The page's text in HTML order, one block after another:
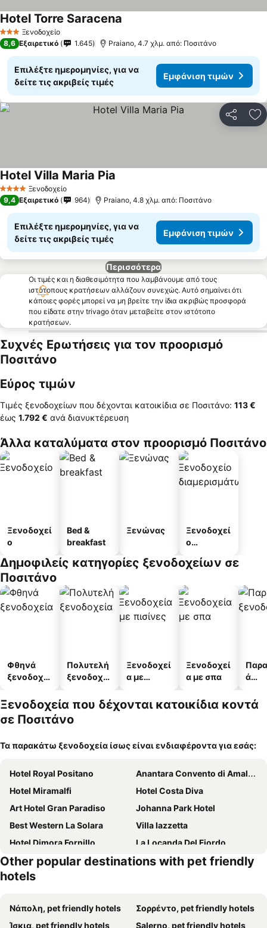
3 ΑστέριαΞενοδοχείο
Hotel Torre Saracena
8,6 Εξαιρετικό 1.645 Praiano, 4.7 χλμ. από: Ποσιτάνο
Επιλέξτε ημερομηνίες, για να
δείτε τις ακριβείς τιμές
Εμφάνιση τιμών
4 ΑστέριαΞενοδοχείο
Hotel Villa Maria Pia
9,4 Εξαιρετικό 964 Praiano, 4.8 χλμ. από: Ποσιτάνο
Επιλέξτε ημερομηνίες, για να
δείτε τις ακριβείς τιμές
Εμφάνιση τιμών
Περισσότερα
Οι τιμές και η διαθεσιμότητα που λαμβάνουμε από τους
ιστότοπους κρατήσεων αλλάζουν συνεχώς. Αυτό σημαίνει ότι
κάποιες φορές μπορεί να μη βρείτε την ίδια ακριβώς προσφορά
που είδατε στην trivago όταν μεταβείτε στον ιστότοπο
κρατήσεων.
Συχνές Ερωτήσεις για τον προορισμό
Ποσιτάνο
Εύρος τιμών
Τιμές ξενοδοχείων που δέχονται κατοικίδια σε Ποσιτάνο: ‎113 €
έως ‎1.792 € ανά διανυκτέρευση
Άλλα καταλύματα στον προορισμό Ποσιτάνο
Ξενοδοχεί
ο
Bed &
breakfast
Ξενώνας
Ξενοδοχεί
ο
άτων
Δημοφιλείς κατηγορίες ξενοδοχείων σε
Ποσιτάνο
Φθηνά
ξενοδοχεί
Πολυτελή
ξενοδοχεί
Ξενοδοχεί
α με
Ξενοδοχεί
α με σπα
ά
α
Ξενοδοχεία που δέχονται κατοικίδια κοντά
σε Ποσιτάνο
Τα παρακάτω ξενοδοχεία ίσως είναι ενδιαφέροντα για εσάς:
Hotel Royal Positano
Anantara Convento di Amalfi Grand Hotel
Hotel Miramalfi
Hotel Costa Diva
Art Hotel Gran Paradiso
Johanna Park Hotel
Best Western La Solara
Villa Iazzetta
Hotel Dimora Fornillo
La Locanda Del Fiordo
Grand Hotel Cesare Augusto
Hotel Il Nido
Hotel Fontana
Albergo Diffuso Bacco Furore
Furore Grand Hotel
Other popular destinations with pet friendly
hotels
Νάπολη, pet friendly hotels
Σορρέντο, pet friendly hotels
Ίσκια, pet friendly hotels
Salerno, pet friendly hotels